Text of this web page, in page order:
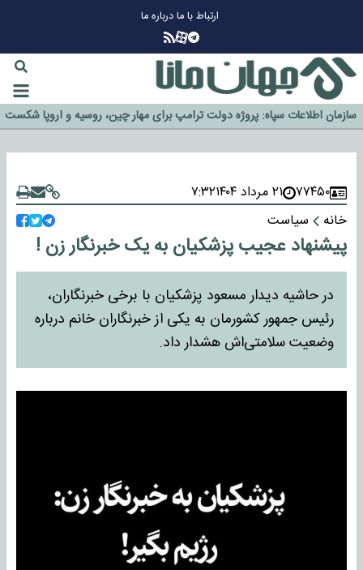
ارتباط با مادرباره ما
گزینه جدایی اوسمار روی میز مدیران پرسپولیس
آیا رئیس جمهور آمریکا قانون را دور می‌زند؟
اخراج رسمی چهره نامدار از پرسپولیس
سازمان اطلاعات سپاه: پروژه دولت ترامپ برای مهار چین، روسیه و اروپا شکست
خورد
۷۷۴۵۰ ۲۱ مرداد ۱۴۰۴
۷:۳۲
خانه
سیاست
پیشنهاد عجیب پزشکیان به یک خبرنگار زن !
در حاشیه دیدار مسعود پزشکیان با برخی خبرنگاران،
رئیس جمهور کشورمان به یکی از خبرنگاران خانم درباره
وضعیت سلامتی‌اش هشدار داد.